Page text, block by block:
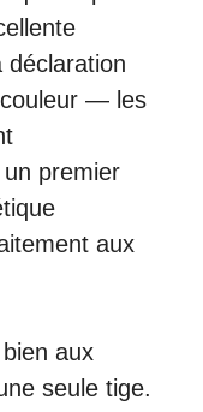
déclaration
couleur — les
premier
aux
aux
seule tige.